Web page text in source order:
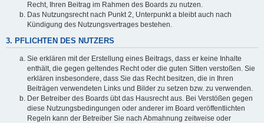
Recht, Ihren Beitrag im Rahmen des Boards zu nutzen.
Das Nutzungsrecht nach Punkt 2, Unterpunkt a bleibt auch nach
Kündigung des Nutzungsvertrages bestehen.
3. PFLICHTEN DES NUTZERS
Sie erklären mit der Erstellung eines Beitrags, dass er keine Inhalte
enthält, die gegen geltendes Recht oder die guten Sitten verstoßen. Sie
erklären insbesondere, dass Sie das Recht besitzen, die in Ihren
Beiträgen verwendeten Links und Bilder zu setzen bzw. zu verwenden.
Der Betreiber des Boards übt das Hausrecht aus. Bei Verstößen gegen
diese Nutzungsbedingungen oder anderer im Board veröffentlichten
Regeln kann der Betreiber Sie nach Abmahnung zeitweise oder